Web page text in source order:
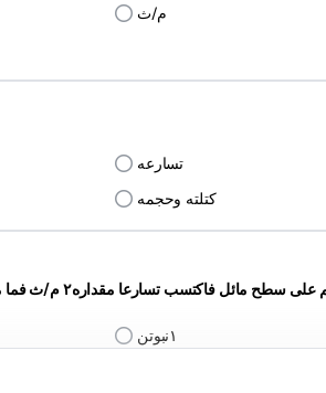
م/ث
تسارعه
كتلته وحجمه
تحرك جسم كتلته
١نبوتن